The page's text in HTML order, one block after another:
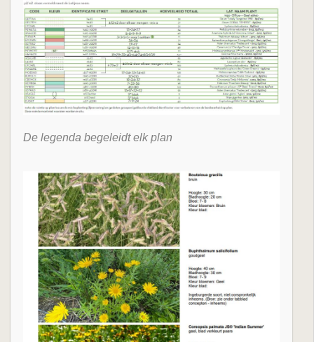
De legenda begeleidt elk plan